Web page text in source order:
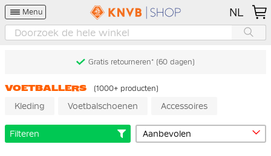
Menu NL
Gratis retourneren* (60 dagen)
VOETBALLERS (1000+ producten)
Kleding Voetbalschoenen Accessoires
Filteren